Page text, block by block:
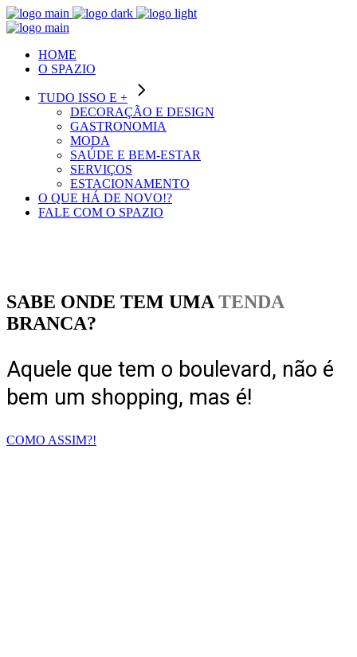
HOME
O SPAZIO
TUDO ISSO E +
DECORAÇÃO E DESIGN
GASTRONOMIA
MODA
SAÚDE E BEM-ESTAR
SERVIÇOS
ESTACIONAMENTO
O QUE HÁ DE NOVO!?
FALE COM O SPAZIO
SABE ONDE TEM UMA TENDA
BRANCA?
Aquele que tem o boulevard, não é
bem um shopping, mas é!
COMO ASSIM?!